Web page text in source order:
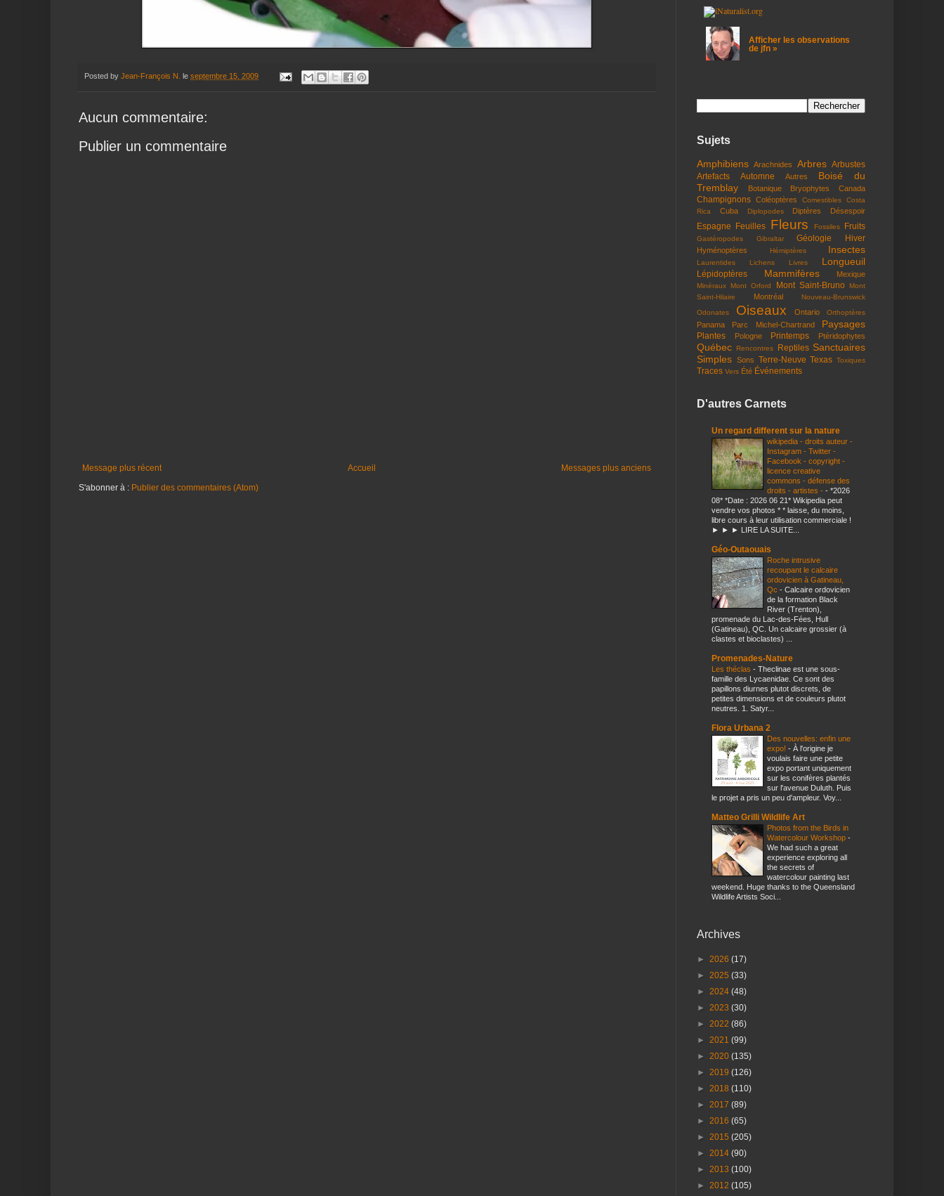
Posted by Jean-François N. le septembre 15, 2009
Aucun commentaire:
Publier un commentaire
Message plus récent Messages plus anciens
Accueil
S'abonner à : Publier des commentaires (Atom)
Afficher les observations
de jfn »
Sujets
Amphibiens Arachnides Arbres Arbustes
Artefacts
Automne Autres
Boisé du
Tremblay
Botanique Bryophytes Canada
Champignons Coléoptères Comestibles
Costa
Rica
Cuba Diplopodes Diptères Désespoir
Espagne Feuilles Fleurs Fossiles Fruits
Gastéropodes Gibraltar Géologie Hiver
Hyménoptères Hémiptères Insectes
Laurentides Lichens Livres Longueuil
Lépidoptères Mammifères Mexique
Minéraux Mont Orford Mont Saint-Bruno
Mont
Saint-Hilaire
Montréal
Nouveau-Brunswick
Odonates
Oiseaux Ontario Orthoptères
Panama Parc Michel-Chartrand Paysages
Plantes Pologne Printemps Ptéridophytes
Québec Rencontres Reptiles Sanctuaires
Simples Sons Terre-Neuve Texas Toxiques
Traces Vers Été Événements
D'autres Carnets
Un regard different sur la nature
wikipedia - droits auteur -
Instagram - Twitter -
Facebook - copyright -
licence creative
commons - défense des
droits - artistes - - *2026
08* *Date : 2026 06 21* Wikipedia peut
vendre vos photos * * laisse, du moins,
libre cours à leur utilisation commerciale !
► ► ► LIRE LA SUITE...
Géo-Outaouais
Roche intrusive
recoupant le calcaire
ordovicien à Gatineau,
Qc - Calcaire ordovicien
de la formation Black
River (Trenton),
promenade du Lac-des-Fées, Hull
(Gatineau), QC. Un calcaire grossier (à
clastes et bioclastes) ...
Promenades-Nature
Les théclas - Theclinae est une sous-
famille des Lycaenidae. Ce sont des
papillons diurnes plutot discrets, de
petites dimensions et de couleurs plutot
neutres. 1. Satyr...
Flora Urbana 2
Des nouvelles: enfin une
expo! - À l'origine je
voulais faire une petite
expo portant uniquement
sur les conifères plantés
sur l'avenue Duluth. Puis
le projet a pris un peu d'ampleur. Voy...
Matteo Grilli Wildlife Art
Photos from the Birds in
Watercolour Workshop -
We had such a great
experience exploring all
the secrets of
watercolour painting last
weekend. Huge thanks to the Queensland
Wildlife Artists Soci...
Archives
► 2026 (17)
► 2025 (33)
► 2024 (48)
► 2023 (30)
► 2022 (86)
► 2021 (99)
► 2020 (135)
► 2019 (126)
► 2018 (110)
► 2017 (89)
► 2016 (65)
► 2015 (205)
► 2014 (90)
► 2013 (100)
► 2012 (105)